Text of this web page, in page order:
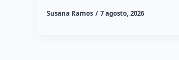
Susana Ramos 7 agosto, 2026